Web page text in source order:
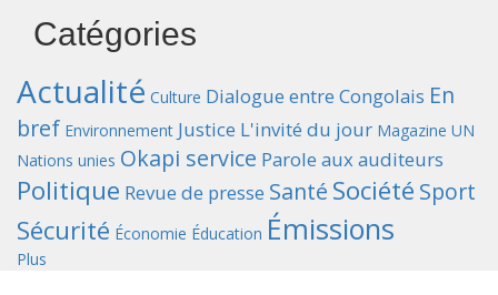
Catégories
Actualité Culture Dialogue entre Congolais En
bref Environnement Justice L'invité du jour Magazine UN
Nations unies Okapi service Parole aux auditeurs
Politique Revue de presse Santé Société Sport
Sécurité Économie Éducation Émissions
Plus